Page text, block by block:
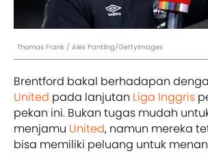
Thomas Frank / Alex Pantling/GettyImages
Brentford bakal berhadapan
United pada lanjutan Liga Inggris
pekan ini. Bukan tugas mudah
menjamu United, namun mereka
bisa memiliki peluang untuk